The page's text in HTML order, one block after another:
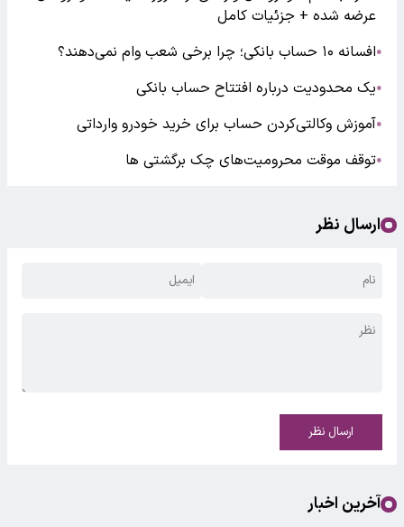
عرضه شده + جزئیات کامل
●افسانه ۱۰ حساب بانکی؛ چرا برخی شعب وام نمی‌دهند؟
●یک محدودیت درباره افتتاح حساب بانکی
●آموزش وکالتی‌کردن حساب برای خرید خودرو وارداتی
●توقف موقت محرومیت‌های چک برگشتی ها
ارسال نظر
ارسال نظر
آخرین اخبار